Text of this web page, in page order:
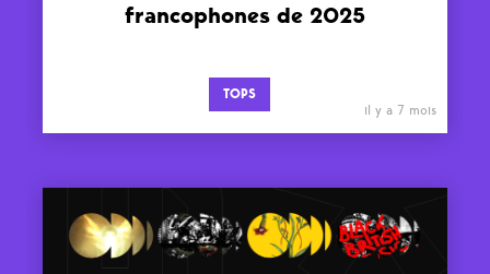
francophones de 2025
TOPS
il y a 7 mois